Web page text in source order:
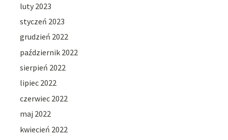
luty 2023
styczeń 2023
grudzień 2022
październik 2022
sierpień 2022
lipiec 2022
czerwiec 2022
maj 2022
kwiecień 2022